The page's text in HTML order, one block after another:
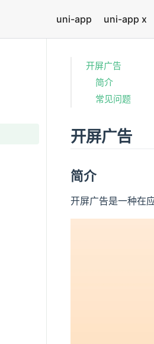
uni-app uni-app x
开屏广告
简介
常见问题
开屏广告
简介
开屏广告是一种在